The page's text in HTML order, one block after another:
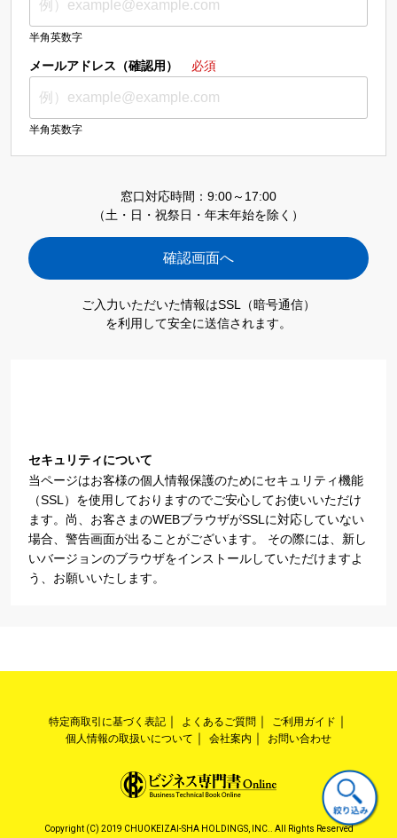
半角英数字
メールアドレス（確認用） 必須
半角英数字
窓口対応時間：9:00～17:00
（土・日・祝祭日・年末年始を除く）
ご入力いただいた情報はSSL（暗号通信）
を利用して安全に送信されます。
セキュリティについて
当ページはお客様の個人情報保護のためにセキュリティ機能
（SSL）を使用しておりますのでご安心してお使いいただけ
ます。尚、お客さまのWEBブラウザがSSLに対応していない
場合、警告画面が出ることがございます。 その際には、新し
いバージョンのブラウザをインストールしていただけますよ
う、お願いいたします。
特定商取引に基づく表記 よくあるご質問
ご利用ガイド
個人情報の取扱いについて
会社案内 お問い合わせ
Copyright (C) 2019 CHUOKEIZAI-SHA HOLDINGS, INC.. All Rights Reserved